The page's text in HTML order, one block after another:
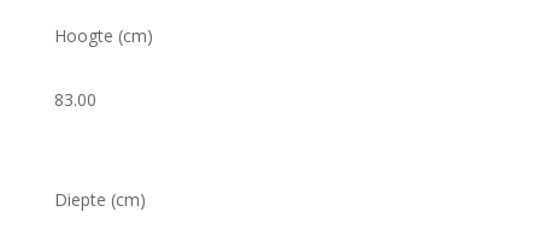
Hoogte (cm)
83.00
Diepte (cm)